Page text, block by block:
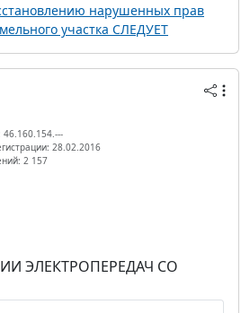
нарушенных прав
участка СЛЕДУЕТ
46.160.154.---
28.02.2016
2 157
ЭЛЕКТРОПЕРЕДАЧ СО